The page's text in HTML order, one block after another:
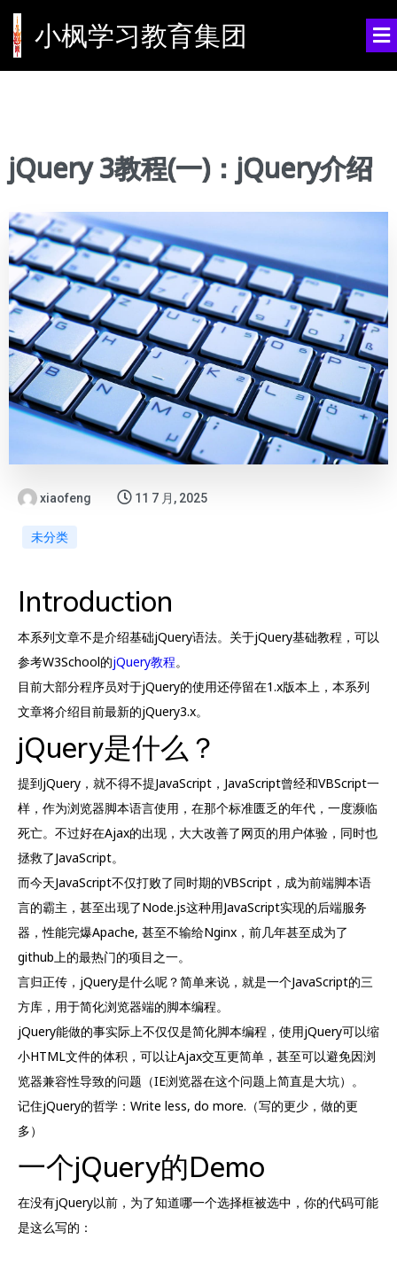
小枫学习教育集团
jQuery 3教程(一)：jQuery介绍
xiaofeng 11 7 月, 2025
未分类
Introduction
本系列文章不是介绍基础jQuery语法。关于jQuery基础教程，可以
参考W3School的jQuery教程。
目前大部分程序员对于jQuery的使用还停留在1.x版本上，本系列
文章将介绍目前最新的jQuery3.x。
jQuery是什么？
提到jQuery，就不得不提JavaScript，JavaScript曾经和VBScript一
样，作为浏览器脚本语言使用，在那个标准匮乏的年代，一度濒临
死亡。不过好在Ajax的出现，大大改善了网页的用户体验，同时也
拯救了JavaScript。
而今天JavaScript不仅打败了同时期的VBScript，成为前端脚本语
言的霸主，甚至出现了Node.js这种用JavaScript实现的后端服务
器，性能完爆Apache, 甚至不输给Nginx，前几年甚至成为了
github上的最热门的项目之一。
言归正传，jQuery是什么呢？简单来说，就是一个JavaScript的三
方库，用于简化浏览器端的脚本编程。
jQuery能做的事实际上不仅仅是简化脚本编程，使用jQuery可以缩
小HTML文件的体积，可以让Ajax交互更简单，甚至可以避免因浏
览器兼容性导致的问题（IE浏览器在这个问题上简直是大坑）。
记住jQuery的哲学：Write less, do more.（写的更少，做的更
多）
一个jQuery的Demo
在没有jQuery以前，为了知道哪一个选择框被选中，你的代码可能
是这么写的：